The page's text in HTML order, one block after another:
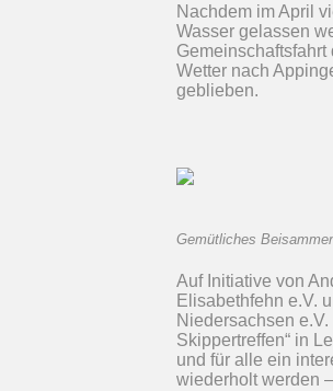
Nachdem im April
Wasser gelassen
Wetter nach
geblieben.
Gemütliches
Auf Initiative von
Elisabethfehn e.V.
Niedersachsen
Skippertreffen“ in
und für alle ein
wiederholt werden